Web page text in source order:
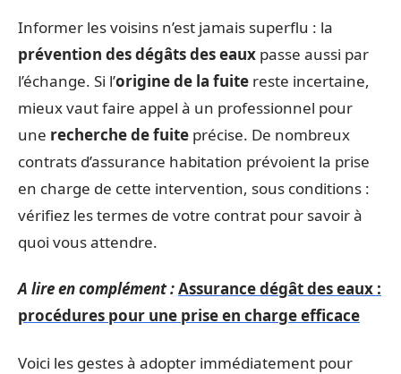
Informer les voisins n’est jamais superflu : la
prévention des dégâts des eaux passe aussi par
l’échange. Si l’origine de la fuite reste incertaine,
mieux vaut faire appel à un professionnel pour
une recherche de fuite précise. De nombreux
contrats d’assurance habitation prévoient la prise
en charge de cette intervention, sous conditions :
vérifiez les termes de votre contrat pour savoir à
quoi vous attendre.
A lire en complément :Assurance dégât des eaux :
procédures pour une prise en charge efficace
Voici les gestes à adopter immédiatement pour